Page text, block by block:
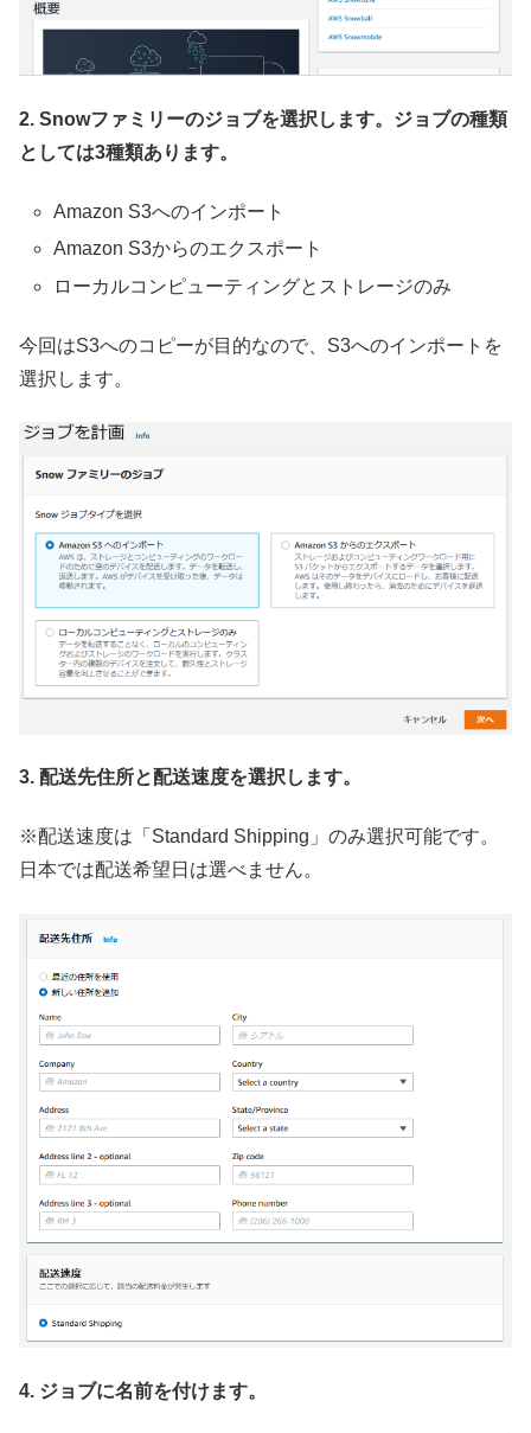
2. Snowファミリーのジョブを選択します。ジョブの種類
としては3種類あります。
Amazon S3へのインポート
Amazon S3からのエクスポート
ローカルコンピューティングとストレージのみ
今回はS3へのコピーが目的なので、S3へのインポートを
選択します。
3. 配送先住所と配送速度を選択します。
※配送速度は「Standard Shipping」のみ選択可能です。
日本では配送希望日は選べません。
4. ジョブに名前を付けます。